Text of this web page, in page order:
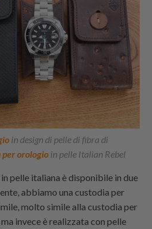
in design di pelle di fibra di
orologio in pelle Italian Rebel
pelle italiana è disponibile in due
abbiamo una custodia per
molto simile alla custodia per
invece è realizzata con pelle